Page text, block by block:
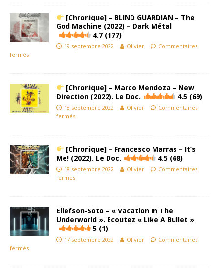
[Chronique] – BLIND GUARDIAN – The
God Machine (2022) – Dark Métal
4.7 (177)
19 septembre 2022 Olivier
Commentaires
fermés
[Chronique] – Marco Mendoza – New
Direction (2022). Le Doc.
4.5 (69)
18 septembre 2022 Olivier
Commentaires
fermés
[Chronique] – Francesco Marras – It’s
Me! (2022). Le Doc.
4.5 (68)
18 septembre 2022 Olivier
Commentaires
fermés
Ellefson-Soto – « Vacation In The
Underworld ». Ecoutez « Like A Bullet »
5 (1)
17 septembre 2022 Olivier
Commentaires
fermés